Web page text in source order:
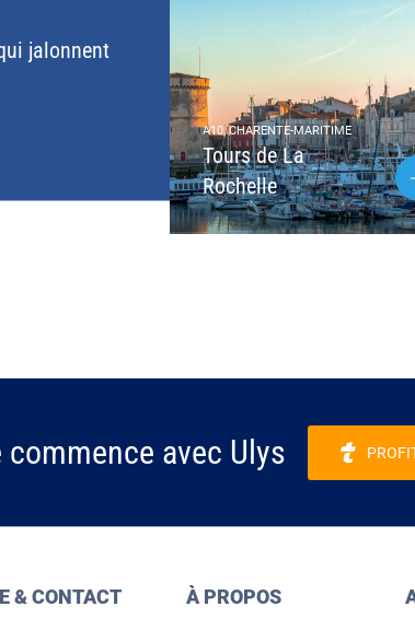
jalonnent
A10, CHARENTE-MARITIME
Tours de La
Rochelle
avec Ulys
& CONTACT
À PROPOS